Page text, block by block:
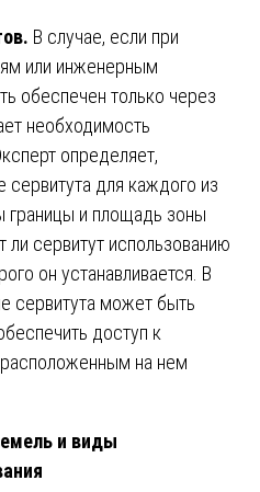
В случае, если при
или инженерным
обеспечен только через
необходимость
определяет,
сервитута для каждого из
границы и площадь зоны
ли сервитут использованию
он устанавливается. В
сервитута может быть
доступ к
на нем
и виды